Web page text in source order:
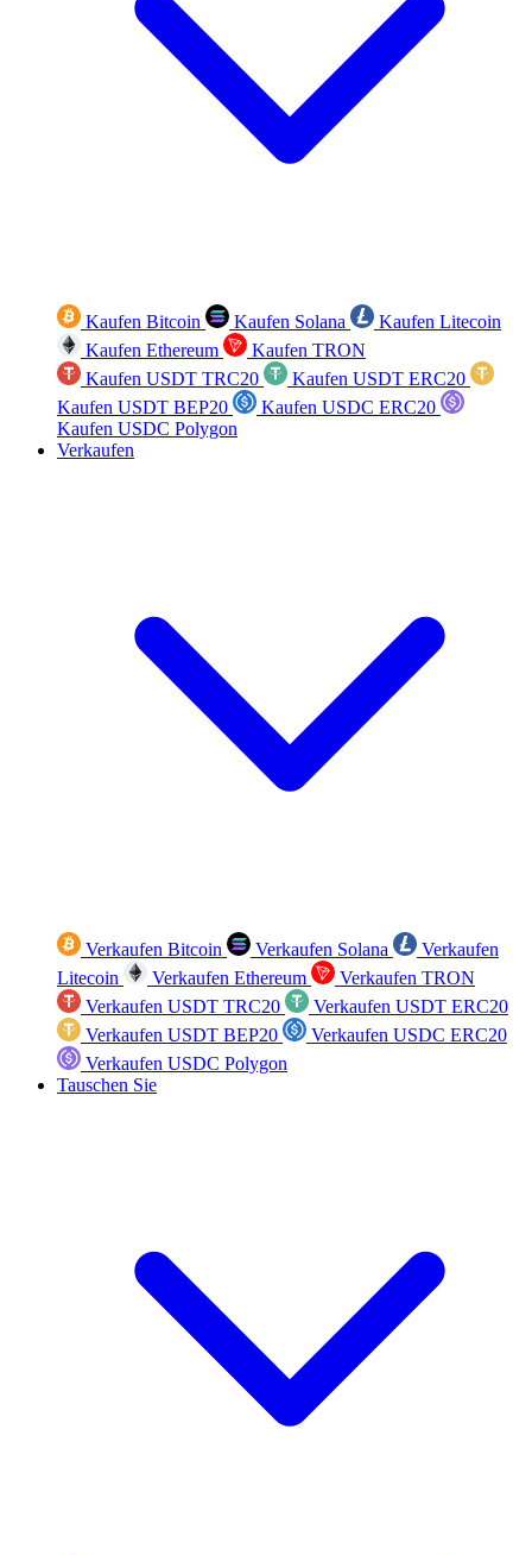
Kaufen Bitcoin Kaufen Solana
Kaufen Litecoin
Kaufen Ethereum
Kaufen TRON
Kaufen USDT TRC20
Kaufen USDT ERC20
Kaufen USDT BEP20
Kaufen USDC ERC20
Kaufen USDC Polygon
Verkaufen
Verkaufen Bitcoin Verkaufen Solana
Verkaufen
Litecoin
Verkaufen Ethereum
Verkaufen TRON
Verkaufen USDT TRC20
Verkaufen USDT ERC20
Verkaufen USDT BEP20
Verkaufen USDC ERC20
Verkaufen USDC Polygon
Tauschen Sie